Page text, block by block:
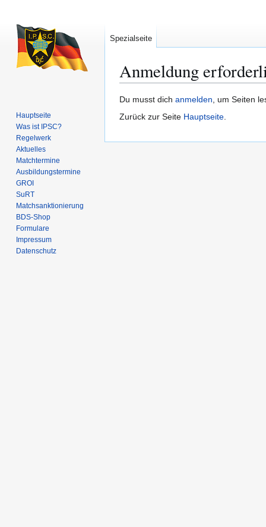
Anmeldung
Zur
Navigation
Zur
Suche
Du musst dich anmelden, um Seiten
Zurück zur Seite Hauptseite.
Spezialseite
Hauptseite
Was ist IPSC?
Regelwerk
Aktuelles
Matchtermine
Ausbildungs­termine
GROI
SuRT
Match­sanktionierung
BDS-Shop
Formulare
Impressum
Datenschutz